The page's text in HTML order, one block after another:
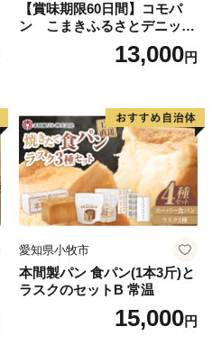
【賞味期限60日間】コモパ
ン こまきふるさとデニッシ
ュセット（20個入り）／災害
用備蓄 保存食 非常食 防災グ
13,000円
愛知県小牧市
本間製パン 食パン(1本3斤)と
ラスクのセットB 常温
15,000円